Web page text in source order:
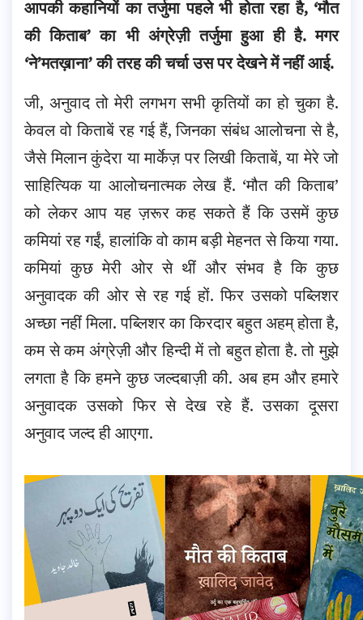
आपकी कहानियों का तर्जुमा पहले भी होता रहा है, ‘मौत
की किताब’ का भी अंग्रेज़ी तर्जुमा हुआ ही है. मगर
‘ने’मतख़ाना’ की तरह की चर्चा उस पर देखने में नहीं आई.
जी, अनुवाद तो मेरी लगभग सभी कृतियों का हो चुका है.
केवल वो किताबें रह गई हैं, जिनका संबंध आलोचना से है,
जैसे मिलान कुंदेरा या मार्केज़ पर लिखी किताबें, या मेरे जो
साहित्यिक या आलोचनात्मक लेख हैं. ‘मौत की किताब’
को लेकर आप यह ज़रूर कह सकते हैं कि उसमें कुछ
कमियां रह गईं, हालांकि वो काम बड़ी मेहनत से किया गया.
कमियां कुछ मेरी ओर से थीं और संभव है कि कुछ
अनुवादक की ओर से रह गई हों. फिर उसको पब्लिशर
अच्छा नहीं मिला. पब्लिशर का किरदार बहुत अहम् होता है,
कम से कम अंग्रेज़ी और हिन्दी में तो बहुत होता है. तो मुझे
लगता है कि हमने कुछ जल्दबाज़ी की. अब हम और हमारे
अनुवादक उसको फिर से देख रहे हैं. उसका दूसरा
अनुवाद जल्द ही आएगा.